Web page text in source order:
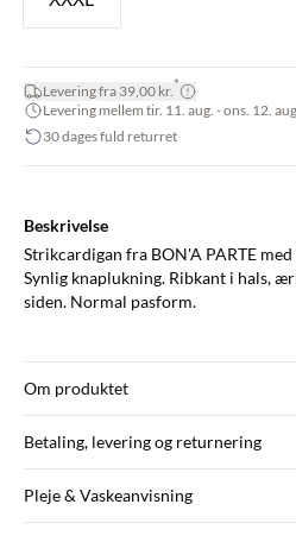
Levering fra 39,00 kr. *
Levering mellem tir. 11. aug. - ons. 12. aug.
30 dages fuld returret
Beskrivelse
Strikcardigan fra BON'A PARTE
Synlig knaplukning. Ribkant i hals,
siden. Normal pasform.
Om produktet
Betaling, levering og returnering
Pleje & Vaskeanvisning